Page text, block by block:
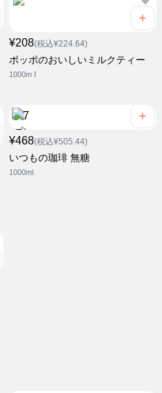
¥208(税込¥224.64)
ポッポのおいしいミルクティー
1000m I
¥468(税込¥505.44)
いつもの珈琲 無糖
1000ml